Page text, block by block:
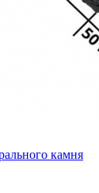
камня